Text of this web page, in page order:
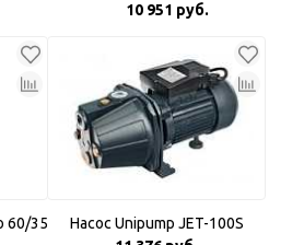
10 951 руб.
60/35
Насос Unipump JET-100S